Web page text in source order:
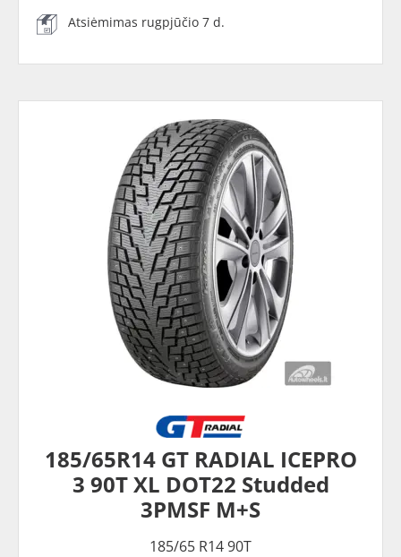
Atsiėmimas rugpjūčio 7 d.
185/65R14 GT RADIAL ICEPRO
3 90T XL DOT22 Studded
3PMSF M+S
185/65 R14 90T